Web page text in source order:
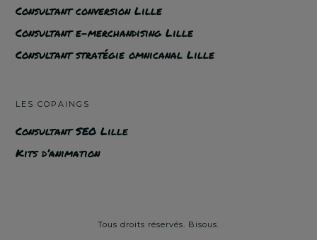
Consultant conversion Lille
Consultant e-merchandising Lille
Consultant stratégie omnicanal Lille
LES COPAINGS
Consultant SEO Lille
Kits d’animation
Tous droits réservés. Bisous.